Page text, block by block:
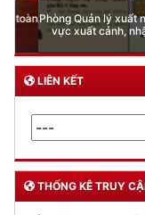
Phòng Quản lý xuất
vực xuất cảnh, nhập
LIÊN KẾT
THỐNG KÊ TRUY